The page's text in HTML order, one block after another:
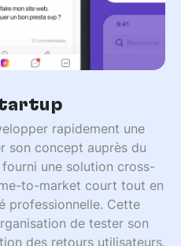
rapidement une
son concept auprès du
une solution cross-
to-market court tout en
professionnelle. Cette
de tester son
des retours utilisateurs.